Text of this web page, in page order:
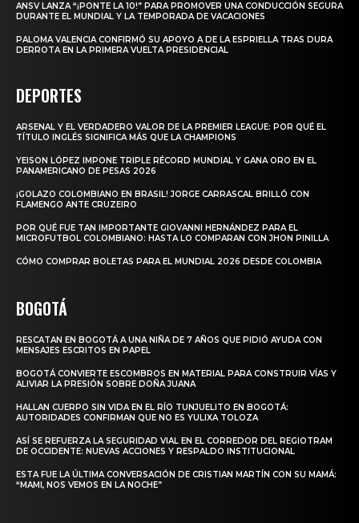
ANSV LANZA “¡PONTE LA 10!” PARA PROMOVER UNA CONDUCCIÓN SEGURA
DURANTE EL MUNDIAL Y LA TEMPORADA DE VACACIONES
PALOMA VALENCIA CONFIRMÓ SU APOYO A DE LA ESPRIELLA TRAS DURA
DERROTA EN LA PRIMERA VUELTA PRESIDENCIAL
DEPORTES
ARSENAL Y EL VERDADERO VALOR DE LA PREMIER LEAGUE: POR QUÉ EL
TÍTULO INGLÉS SIGNIFICA MÁS QUE LA CHAMPIONS
YEISON LÓPEZ IMPONE TRIPLE RÉCORD MUNDIAL Y GANA ORO EN EL
PANAMERICANO DE PESAS 2026
¡GOLAZO COLOMBIANO EN BRASIL! JORGE CARRASCAL BRILLÓ CON
FLAMENGO ANTE CRUZEIRO
POR QUÉ FUE TAN IMPORTANTE GIOVANNI HERNÁNDEZ PARA EL
MICROFUTBOL COLOMBIANO: HASTA LO COMPARAN CON JHON PINILLA
CÓMO COMPRAR BOLETAS PARA EL MUNDIAL 2026 DESDE COLOMBIA
BOGOTÁ
RESCATAN EN BOGOTÁ A UNA NIÑA DE 7 AÑOS QUE PIDIÓ AYUDA CON
MENSAJES ESCRITOS EN PAPEL
BOGOTÁ CONVIERTE ESCOMBROS EN MATERIAL PARA CONSTRUIR VÍAS Y
ALIVIAR LA PRESIÓN SOBRE DOÑA JUANA
HALLAN CUERPO SIN VIDA EN EL RÍO TUNJUELITO EN BOGOTÁ:
AUTORIDADES CONFIRMAN QUE NO ES YULIXA TOLOZA
ASÍ SE REFUERZA LA SEGURIDAD VIAL EN EL CORREDOR DEL REGIOTRAM
DE OCCIDENTE: NUEVAS ACCIONES Y RESPALDO INSTITUCIONAL
ESTA FUE LA ÚLTIMA CONVERSACIÓN DE CRISTIAN MARTÍN CON SU MAMÁ:
“MAMI, NOS VEMOS EN LA NOCHE”